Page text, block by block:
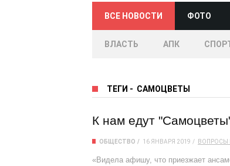
ВСЕ НОВОСТИ ФОТО
ВЛАСТЬ АПК
ТЕГИ - САМОЦВЕТЫ
К нам едут
ОБЩЕСТВО 16 ЯНВАРЯ 2019 ВОПРОСЫ
«Видела афишу, что приезжает